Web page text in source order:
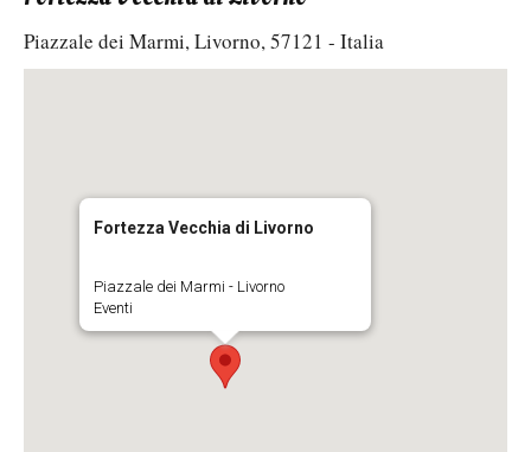
Piazzale dei Marmi, Livorno, 57121 - Italia
Fortezza Vecchia di Livorno
Piazzale dei Marmi - Livorno
Eventi